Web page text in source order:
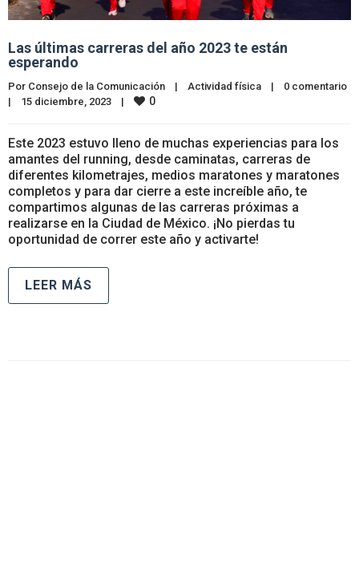
Las últimas carreras del año 2023 te están
esperando
Por Consejo de la Comunicación | Actividad física |
0 comentario
|
15 diciembre, 2023 | 0
Este 2023 estuvo lleno de muchas experiencias para los
amantes del running, desde caminatas, carreras de
diferentes kilometrajes, medios maratones y maratones
completos y para dar cierre a este increíble año, te
compartimos algunas de las carreras próximas a
realizarse en la Ciudad de México. ¡No pierdas tu
oportunidad de correr este año y activarte!
LEER MÁS